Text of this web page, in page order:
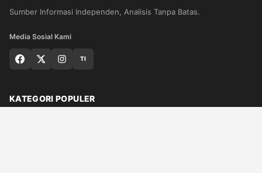
Sumber Informasi Independen, Analisis Tanpa Batas.
Media Sosial Kami
TI
KATEGORI POPULER